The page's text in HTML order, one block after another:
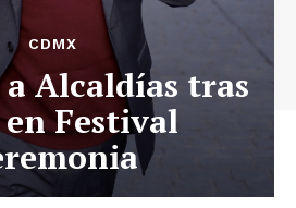
CDMX
Alcaldías tras
Festival